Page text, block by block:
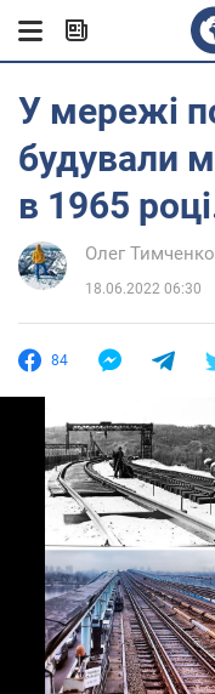
У мережі
будували
в 1965
Олег Тимченко
18.06.2022 06:30
84